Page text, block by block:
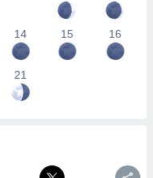
14 15 16
21